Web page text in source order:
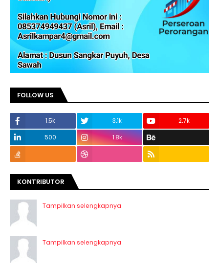
FOLLOW US
1.5k 3.1k
2.7k
500
1.8k
KONTRIBUTOR
Tampilkan selengkapnya
Tampilkan selengkapnya